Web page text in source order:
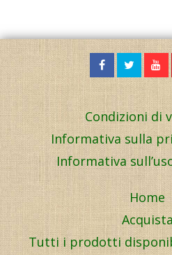
Condizioni di
Informativa sulla
Informativa
Home
Acquista
Tutti i prodotti